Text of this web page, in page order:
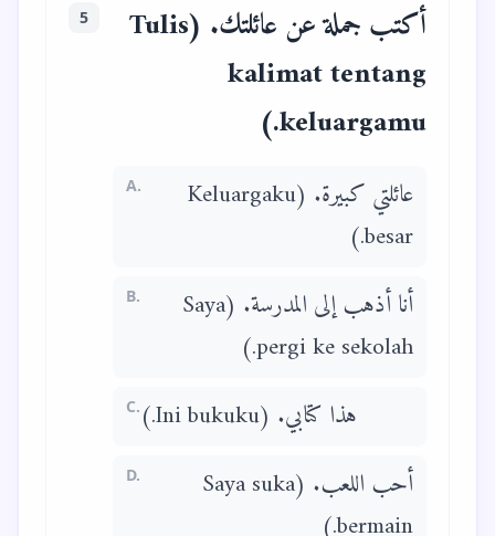
5
أكتب جملة عن عائلتك. (Tulis
kalimat tentang
keluargamu.)
A.
عائلتي كبيرة. (Keluargaku
besar.)
B.
أنا أذهب إلى المدرسة. (Saya
pergi ke sekolah.)
C. هذا كتابي. (Ini bukuku.)
D.
أحب اللعب. (Saya suka
bermain.)